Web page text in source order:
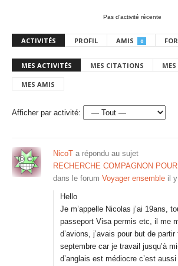
Pas d’activité récente
ACTIVITÉS PROFIL AMIS 0
MES ACTIVITÉS MES CITATIONS
MES AMIS
Afficher par activité:
NicoT a répondu au sujet
RECHERCHE COMPAGNON
dans le forum Voyager ensemble il
Hello
Je m’appelle Nicolas j’ai 19ans,
passeport Visa permis etc, il me
d’avions, j’avais pour but de
septembre car je travail jusqu’à
d’anglais est médiocre c’est